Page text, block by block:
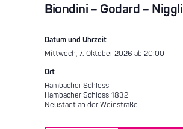
Biondini – Godard – Niggli
Datum und Uhrzeit
Mittwoch, 7. Oktober 2026 ab 20:00
Ort
Hambacher Schloss
Hambacher Schloss 1832
Neustadt an der Weinstraße